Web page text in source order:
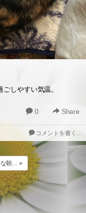
しやすい気温。
0 Share
コメントを書く...
な朝… »